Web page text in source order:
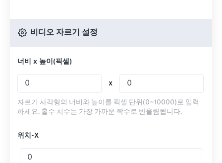
비디오 자르기 설정
너비 x 높이(픽셀)
x
자르기 사각형의 너비와 높이를 픽셀 단위(0~10000)로 입력
하세요. 홀수 치수는 가장 가까운 짝수로 반올림됩니다.
위치-X